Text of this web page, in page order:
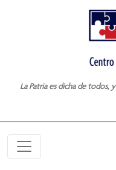
La Patria es dicha de